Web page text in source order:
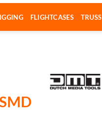
FLIGHTCASES TRUSS